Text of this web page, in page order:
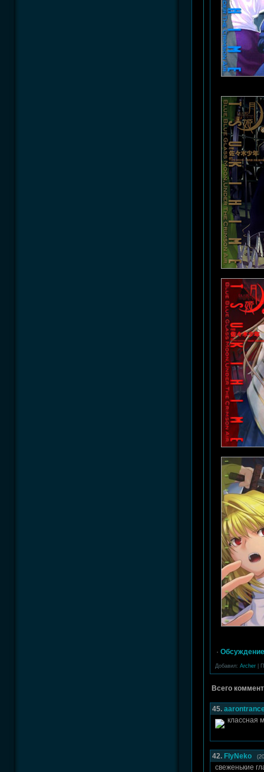
·
Добавил: Archer |
Всего
45.
классная
42. FlyNeko
свеженькие